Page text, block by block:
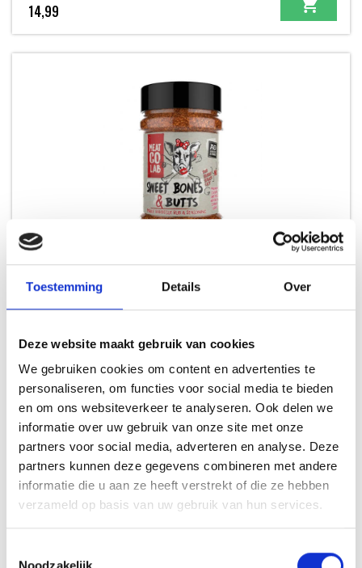
Toestemming Details Over
Deze website maakt gebruik van cookies
We gebruiken cookies om content en advertenties te
personaliseren, om functies voor social media te bieden
en om ons websiteverkeer te analyseren. Ook delen we
informatie over uw gebruik van onze site met onze
partners voor social media, adverteren en analyse. Deze
partners kunnen deze gegevens combineren met andere
informatie die u aan ze heeft verstrekt of die ze hebben
verzameld op basis van uw gebruik van hun services.
Noodzakelijk
14,99
ANGUS & OINK SWEET BONES & BUTTS
14,99
INSPIRATIE
RECEPTEN EN TIPS